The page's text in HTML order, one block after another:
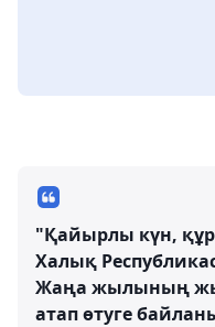
"Қайырлы күн,
Халық
Жаңа жылының
атап өтуге